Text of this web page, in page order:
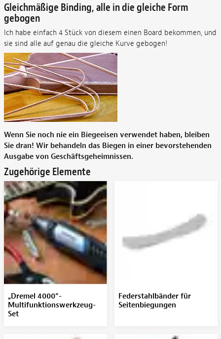
Gleichmäßige Binding, alle in die gleiche Form
gebogen
Ich habe einfach 4 Stück von diesem einen Board bekommen, und
sie sind alle auf genau die gleiche Kurve gebogen!
Wenn Sie noch nie ein Biegeeisen verwendet haben, bleiben
Sie dran! Wir behandeln das Biegen in einer bevorstehenden
Ausgabe von Geschäftsgeheimnissen.
Zugehörige Elemente
„Dremel 4000“-
Multifunktionswerkzeug-
Set
Federstahlbänder für
Seitenbiegungen